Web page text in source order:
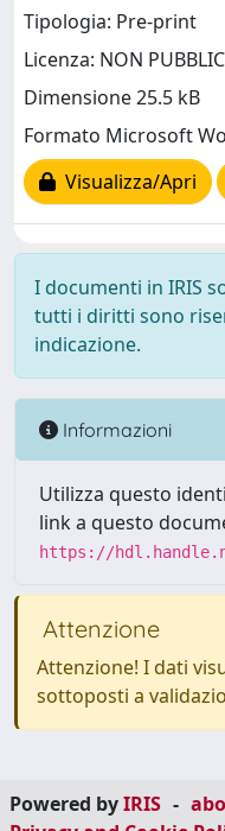
Tipologia: Pre-print
Licenza: NON
Dimensione 25.5 kB
Formato Microsoft
Visualizza/Apri
I documenti in IRIS
tutti i diritti sono
indicazione.
Informazioni
Utilizza questo
link a questo
https://
Attenzione
Attenzione! I dati
sottoposti a
Powered byIRIS -